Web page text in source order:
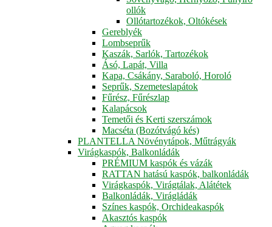
ollók
Ollótartozékok, Oltókések
Gereblyék
Lombseprűk
Kaszák, Sarlók, Tartozékok
Ásó, Lapát, Villa
Kapa, Csákány, Saraboló, Horoló
Seprűk, Szemeteslapátok
Fűrész, Fűrészlap
Kalapácsok
Temetői és Kerti szerszámok
Macséta (Bozótvágó kés)
PLANTELLA Növénytápok, Műtrágyák
Virágkaspók, Balkonládák
PRÉMIUM kaspók és vázák
RATTAN hatású kaspók, balkonládák
Virágkaspók, Virágtálak, Alátétek
Balkonládák, Virágládák
Színes kaspók, Orchideakaspók
Akasztós kaspók